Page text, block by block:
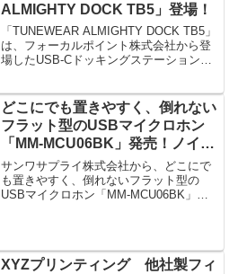
ALMIGHTY DOCK TB5」登場！
「TUNEWEAR ALMIGHTY DOCK TB5」
は、フォーカルポイント株式会社から登
場したUSB-Cドッキングステーションで
どこにでも置きやすく、倒れない
フラット型のUSBマイクロホン
「MM-MCU06BK」発売！ノイズ
の影響を受けにくいUSBデジタ
ルマイク！
サンワサプライ株式会社から、どこにで
も置きやすく、倒れないフラット型の
USBマイクロホン「MM-MCU06BK」が
XYZプリンティング 他社製フィ